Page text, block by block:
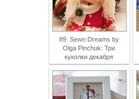
89. Sewn Dreams by
Olga Pinchuk: Три
куколки декабря